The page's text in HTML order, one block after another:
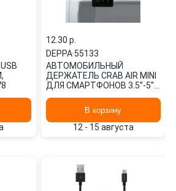
12.30 p.
DEPPA·55133
АВТОМОБИЛЬНЫЙ
ДЕРЖАТЕЛЬ CRAB AIR MINI
ДЛЯ СМАРТФОНОВ 3.5''-5'',
ВЕНТИЛЯЦИОННУЮ
РЕШЕТКУ 55133 DEPPA
В корзину
12 - 15 августа